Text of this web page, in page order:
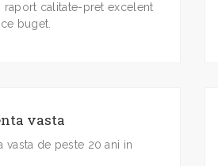
raport calitate-pret excelent
buget.
vasta
vasta de peste 20 ani in